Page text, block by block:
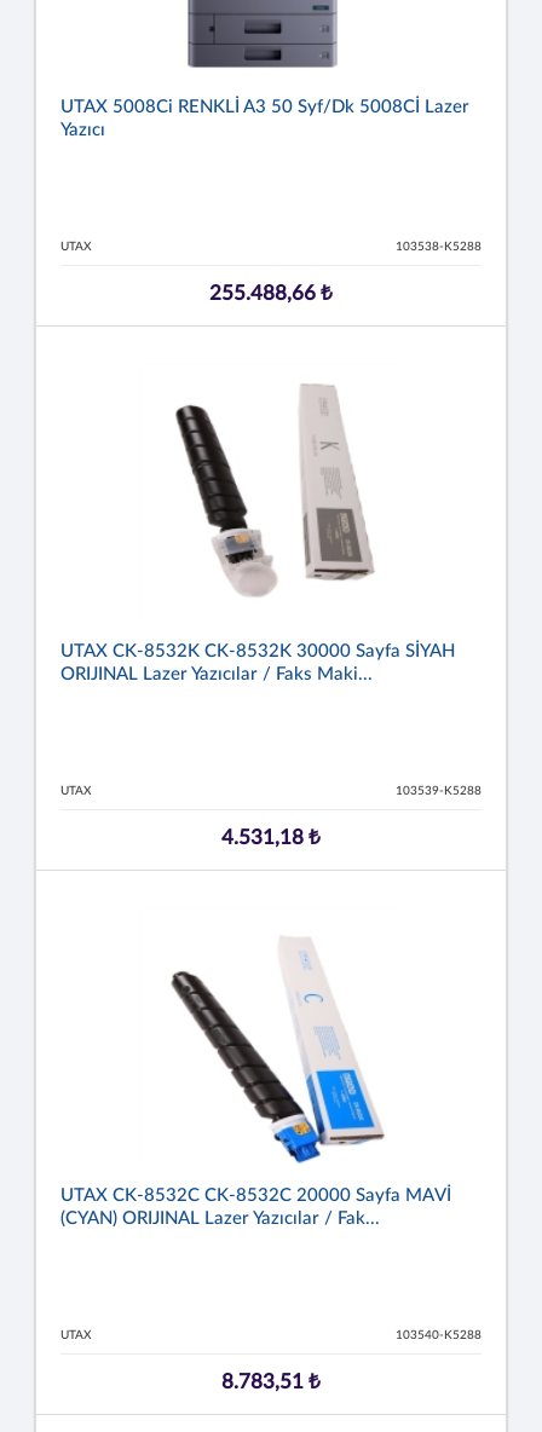
UTAX 5008Ci RENKLİ A3 50 Syf/dk 5008Cİ Lazer
Yazıcı
UTAX 103538-K5288
255.488,66 ₺
UTAX CK-8532K CK-8532K 30000 Sayfa SİYAH
ORIJINAL Lazer Yazıcılar / Faks Maki...
UTAX 103539-K5288
4.531,18 ₺
UTAX CK-8532C CK-8532C 20000 Sayfa MAVİ
(CYAN) ORIJINAL Lazer Yazıcılar / Fak...
UTAX 103540-K5288
8.783,51 ₺